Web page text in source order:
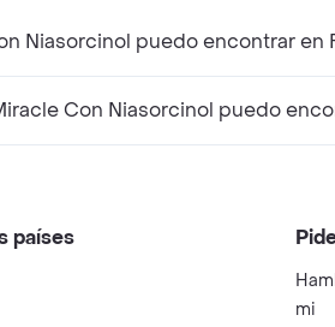
Niasorcinol puedo encontrar en
Con Niasorcinol puedo
países
mi